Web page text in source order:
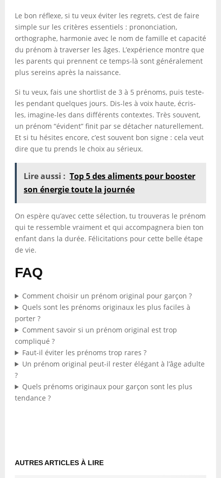
Le bon réflexe, si tu veux éviter les regrets, c’est de faire
simple sur les critères essentiels : prononciation,
orthographe, harmonie avec le nom de famille et capacité
du prénom à traverser les âges. L’expérience montre que
les parents qui prennent ce temps-là sont généralement
plus sereins après la naissance.
Si tu veux, fais une shortlist de 3 à 5 prénoms, puis teste-
les pendant quelques jours. Dis-les à voix haute, écris-
les, imagine-les dans différents contextes. Très souvent,
un prénom “évident” finit par se détacher naturellement.
Et si tu hésites encore, c’est souvent bon signe : cela veut
dire que tu prends le choix au sérieux.
Lire aussi : Top 5 des aliments pour booster
son énergie toute la journée
On espère qu’avec cette sélection, tu trouveras le prénom
qui te ressemble vraiment et qui accompagnera bien ton
enfant dans la durée. Félicitations pour cette belle étape
de vie.
FAQ
Comment choisir un prénom original pour garçon ?
Quels sont les prénoms originaux les plus faciles à
porter ?
Comment savoir si un prénom original est trop
compliqué ?
Faut-il éviter les prénoms trop rares ?
Un prénom original peut-il rester élégant à l’âge adulte
?
Quels prénoms originaux pour garçon sont les plus
tendance ?
AUTRES ARTICLES À LIRE